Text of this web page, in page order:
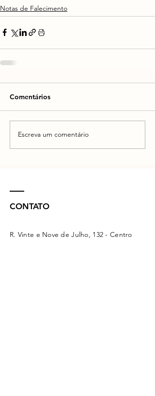
Notas de Falecimento
Comentários
Escreva um comentário
CONTATO
R. Vinte e Nove de Julho, 132 - Centro